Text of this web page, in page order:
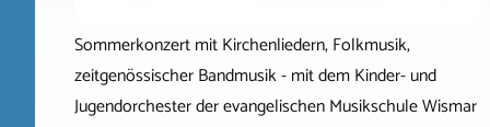
Sommerkonzert mit Kirchenliedern, Folkmusik,
zeitgenössischer Bandmusik - mit dem Kinder- und
Jugendorchester der evangelischen Musikschule Wismar